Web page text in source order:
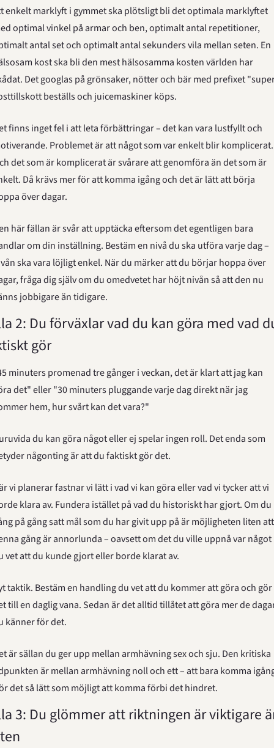
enkelt marklyft i gymmet ska plötsligt bli det optimala marklyftet
optimal vinkel på armar och ben, optimalt antal repetitioner,
antal set och optimalt antal sekunders vila mellan seten. En
kost ska bli den mest hälsosamma kosten världen har
Det googlas på grönsaker, nötter och bär med prefixet
beställs och juicemaskiner köps.
finns inget fel i att leta förbättringar – det kan vara lustfyllt och
Problemet är att något som var enkelt blir komplicerat.
det som är komplicerat är svårare att genomföra än det som är
Då krävs mer för att komma igång och det är lätt att börja
över dagar.
här fällan är svår att upptäcka eftersom det egentligen bara
om din inställning. Bestäm en nivå du ska utföra varje dag –
ska vara löjligt enkel. När du märker att du börjar hoppa över
fråga dig själv om du omedvetet har höjt nivån så att den nu
jobbigare än tidigare.
2: Du förväxlar vad du kan göra med vad
gör
minuters promenad tre gånger i veckan, det är klart att jag kan
det" eller "30 minuters pluggande varje dag direkt när jag
hem, hur svårt kan det vara?"
du kan göra något eller ej spelar ingen roll. Det enda som
någonting är att du faktiskt gör det.
vi planerar fastnar vi lätt i vad vi kan göra eller vad vi tycker att vi
klara av. Fundera istället på vad du historiskt har gjort. Om du
på gång satt mål som du har givit upp på är möjligheten liten att
gång är annorlunda – oavsett om det du ville uppnå var något
vet att du kunde gjort eller borde klarat av.
taktik. Bestäm en handling du vet att du kommer att göra och gör
till en daglig vana. Sedan är det alltid tillåtet att göra mer de
känner för det.
är sällan du ger upp mellan armhävning sex och sju. Den kritiska
är mellan armhävning noll och ett – att bara komma
det så lätt som möjligt att komma förbi det hindret.
3: Du glömmer att riktningen är viktigare